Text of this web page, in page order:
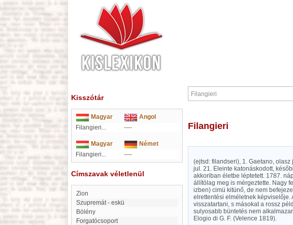
Kisszótár
Magyar
Angol
Filangieri...
----
Magyar
Német
Filangieri...
----
Címszavak véletlenül
Zion
Szupremát - eskü
Bölény
forgatócsoport
Filangieri
(ejtsd: filandseri), 1. Gaetano,
jul. 21. Eleinte katonáskodott,
akkoriban életbe léptetett. 1787.
állítólag meg is mérgeztette. Nagy
izben) cimü kitünő, de nem
elrettentési elméletnek képviselője.
visszatartani, s másokat a rossz
sulyosabb büntetés nem
Elogio di G. F. (Velence 1819).